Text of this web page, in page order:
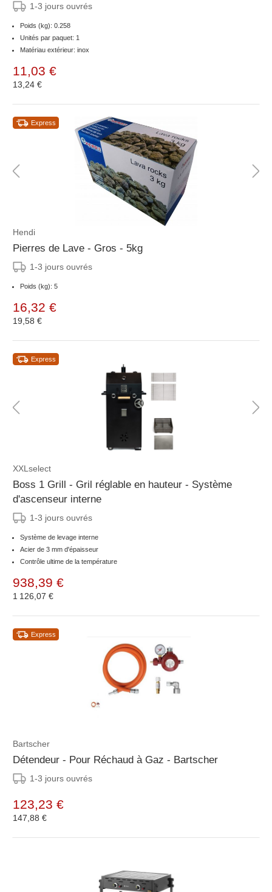
1-3 jours ouvrés
Poids (kg): 0.258
Unités par paquet: 1
Matériau extérieur: inox
11,03 €
13,24 €
Express
Hendi
Pierres de Lave - Gros - 5kg
1-3 jours ouvrés
Poids (kg): 5
16,32 €
19,58 €
Express
XXLselect
Boss 1 Grill - Gril réglable en hauteur - Système
d'ascenseur interne
1-3 jours ouvrés
Système de levage interne
Acier de 3 mm d'épaisseur
Contrôle ultime de la température
938,39 €
1 126,07 €
Express
Bartscher
Détendeur - Pour Réchaud à Gaz - Bartscher
1-3 jours ouvrés
123,23 €
147,88 €